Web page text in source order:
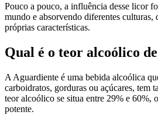
Pouco a pouco, a influência desse licor
mundo e absorvendo diferentes culturas,
próprias características.
Qual é o teor alcoólico
A Aguardiente é uma bebida alcoólica
carboidratos, gorduras ou açúcares, tem
teor alcoólico se situa entre 29% e 60%,
potente.